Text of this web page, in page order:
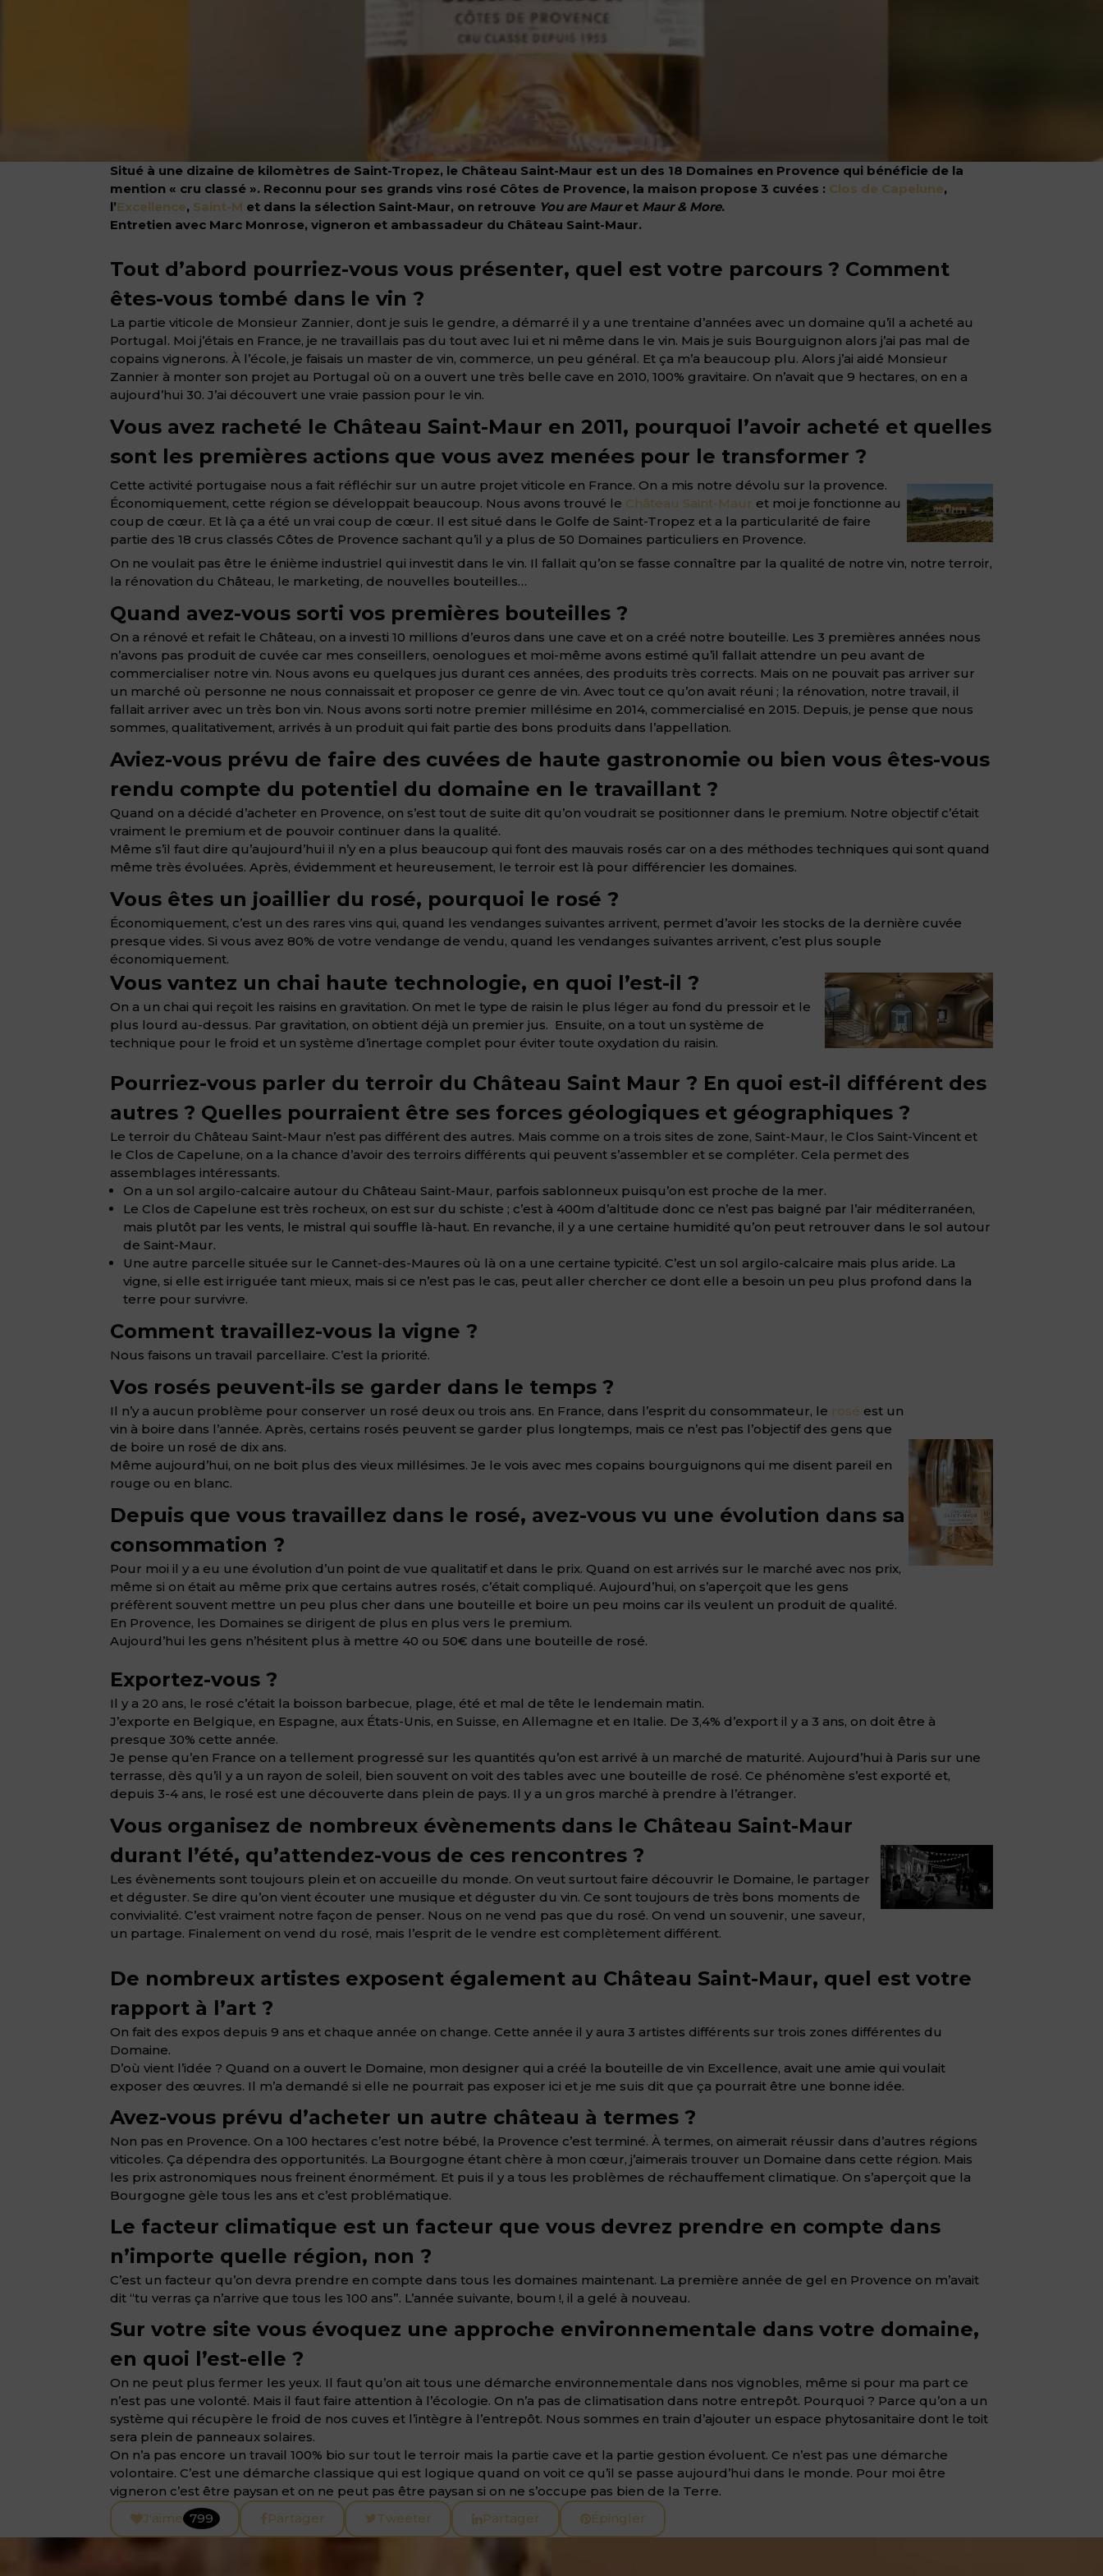
Situé à une dizaine de kilomètres de Saint-Tropez, le Château Saint-Maur est un des 18 Domaines en Provence qui bénéficie de la
mention « cru classé ». Reconnu pour ses grands vins rosé Côtes de Provence, la maison propose 3 cuvées : Clos de Capelune,
l’Excellence, Saint-M et dans la sélection Saint-Maur, on retrouve You are Mauret Maur & More.
Entretien avec Marc Monrose, vigneron et ambassadeur du Château Saint-Maur.
Tout d’abord pourriez-vous vous présenter, quel est votre parcours ? Comment
êtes-vous tombé dans le vin ?
La partie viticole de Monsieur Zannier, dont je suis le gendre, a démarré il y a une trentaine d’années avec un domaine qu’il a acheté au
Portugal. Moi j’étais en France, je ne travaillais pas du tout avec lui et ni même dans le vin. Mais je suis Bourguignon alors j’ai pas mal de
copains vignerons. À l’école, je faisais un master de vin, commerce, un peu général. Et ça m’a beaucoup plu. Alors j’ai aidé Monsieur
Zannier à monter son projet au Portugal où on a ouvert une très belle cave en 2010, 100% gravitaire. On n’avait que 9 hectares, on en a
aujourd’hui 30. J’ai découvert une vraie passion pour le vin.
Vous avez racheté le Château Saint-Maur en 2011, pourquoi l’avoir acheté et quelles
sont les premières actions que vous avez menées pour le transformer ?
Cette activité portugaise nous a fait réfléchir sur un autre projet viticole en France. On a mis notre dévolu sur la provence.
Économiquement, cette région se développait beaucoup. Nous avons trouvé le Château Saint-Maur et moi je fonctionne au
coup de cœur. Et là ça a été un vrai coup de cœur. Il est situé dans le Golfe de Saint-Tropez et a la particularité de faire
partie des 18 crus classés Côtes de Provence sachant qu’il y a plus de 50 Domaines particuliers en Provence.
On ne voulait pas être le énième industriel qui investit dans le vin. Il fallait qu’on se fasse connaître par la qualité de notre vin, notre terroir,
la rénovation du Château, le marketing, de nouvelles bouteilles…
Quand avez-vous sorti vos premières bouteilles ?
On a rénové et refait le Château, on a investi 10 millions d’euros dans une cave et on a créé notre bouteille. Les 3 premières années nous
n’avons pas produit de cuvée car mes conseillers, oenologues et moi-même avons estimé qu’il fallait attendre un peu avant de
commercialiser notre vin. Nous avons eu quelques jus durant ces années, des produits très corrects. Mais on ne pouvait pas arriver sur
un marché où personne ne nous connaissait et proposer ce genre de vin. Avec tout ce qu’on avait réuni ; la rénovation, notre travail, il
fallait arriver avec un très bon vin. Nous avons sorti notre premier millésime en 2014, commercialisé en 2015. Depuis, je pense que nous
sommes, qualitativement, arrivés à un produit qui fait partie des bons produits dans l’appellation.
Aviez-vous prévu de faire des cuvées de haute gastronomie ou bien vous êtes-vous
rendu compte du potentiel du domaine en le travaillant ?
Quand on a décidé d’acheter en Provence, on s’est tout de suite dit qu’on voudrait se positionner dans le premium. Notre objectif c’était
vraiment le premium et de pouvoir continuer dans la qualité.
Même s’il faut dire qu’aujourd’hui il n’y en a plus beaucoup qui font des mauvais rosés car on a des méthodes techniques qui sont quand
même très évoluées. Après, évidemment et heureusement, le terroir est là pour différencier les domaines.
Vous êtes un joaillier du rosé, pourquoi le rosé ?
Économiquement, c’est un des rares vins qui, quand les vendanges suivantes arrivent, permet d’avoir les stocks de la dernière cuvée
presque vides. Si vous avez 80% de votre vendange de vendu, quand les vendanges suivantes arrivent, c’est plus souple
économiquement.
Vous vantez un chai haute technologie, en quoi l’est-il ?
On a un chai qui reçoit les raisins en gravitation. On met le type de raisin le plus léger au fond du pressoir et le
plus lourd au-dessus. Par gravitation, on obtient déjà un premier jus. Ensuite, on a tout un système de
technique pour le froid et un système d’inertage complet pour éviter toute oxydation du raisin.
Pourriez-vous parler du terroir du Château Saint Maur ? En quoi est-il différent des
autres ? Quelles pourraient être ses forces géologiques et géographiques ?
Le terroir du Château Saint-Maur n’est pas différent des autres. Mais comme on a trois sites de zone, Saint-Maur, le Clos Saint-Vincent et
le Clos de Capelune, on a la chance d’avoir des terroirs différents qui peuvent s’assembler et se compléter. Cela permet des
assemblages intéressants.
On a un sol argilo-calcaire autour du Château Saint-Maur, parfois sablonneux puisqu’on est proche de la mer.
Le Clos de Capelune est très rocheux, on est sur du schiste ; c’est à 400m d’altitude donc ce n’est pas baigné par l’air méditerranéen,
mais plutôt par les vents, le mistral qui souffle là-haut. En revanche, il y a une certaine humidité qu’on peut retrouver dans le sol autour
de Saint-Maur.
Une autre parcelle située sur le Cannet-des-Maures où là on a une certaine typicité. C’est un sol argilo-calcaire mais plus aride. La
vigne, si elle est irriguée tant mieux, mais si ce n’est pas le cas, peut aller chercher ce dont elle a besoin un peu plus profond dans la
terre pour survivre.
Comment travaillez-vous la vigne ?
Nous faisons un travail parcellaire. C’est la priorité.
Vos rosés peuvent-ils se garder dans le temps ?
Il n’y a aucun problème pour conserver un rosé deux ou trois ans. En France, dans l’esprit du consommateur, le rosé est un
vin à boire dans l’année. Après, certains rosés peuvent se garder plus longtemps, mais ce n’est pas l’objectif des gens que
de boire un rosé de dix ans.
Même aujourd’hui, on ne boit plus des vieux millésimes. Je le vois avec mes copains bourguignons qui me disent pareil en
rouge ou en blanc.
Depuis que vous travaillez dans le rosé, avez-vous vu une évolution dans sa
consommation ?
Pour moi il y a eu une évolution d’un point de vue qualitatif et dans le prix. Quand on est arrivés sur le marché avec nos prix,
même si on était au même prix que certains autres rosés, c’était compliqué. Aujourd’hui, on s’aperçoit que les gens
préfèrent souvent mettre un peu plus cher dans une bouteille et boire un peu moins car ils veulent un produit de qualité.
En Provence, les Domaines se dirigent de plus en plus vers le premium.
Aujourd’hui les gens n’hésitent plus à mettre 40 ou 50€ dans une bouteille de rosé.
Exportez-vous ?
Il y a 20 ans, le rosé c’était la boisson barbecue, plage, été et mal de tête le lendemain matin.
J’exporte en Belgique, en Espagne, aux États-Unis, en Suisse, en Allemagne et en Italie. De 3,4% d’export il y a 3 ans, on doit être à
presque 30% cette année.
Je pense qu’en France on a tellement progressé sur les quantités qu’on est arrivé à un marché de maturité. Aujourd’hui à Paris sur une
terrasse, dès qu’il y a un rayon de soleil, bien souvent on voit des tables avec une bouteille de rosé. Ce phénomène s’est exporté et,
depuis 3-4 ans, le rosé est une découverte dans plein de pays. Il y a un gros marché à prendre à l’étranger.
Vous organisez de nombreux évènements dans le Château Saint-Maur
durant l’été, qu’attendez-vous de ces rencontres ?
Les évènements sont toujours plein et on accueille du monde. On veut surtout faire découvrir le Domaine, le partager
et déguster. Se dire qu’on vient écouter une musique et déguster du vin. Ce sont toujours de très bons moments de
convivialité. C’est vraiment notre façon de penser. Nous on ne vend pas que du rosé. On vend un souvenir, une saveur,
un partage. Finalement on vend du rosé, mais l’esprit de le vendre est complètement différent.
De nombreux artistes exposent également au Château Saint-Maur, quel est votre
rapport à l’art ?
On fait des expos depuis 9 ans et chaque année on change. Cette année il y aura 3 artistes différents sur trois zones différentes du
Domaine.
D’où vient l’idée ? Quand on a ouvert le Domaine, mon designer qui a créé la bouteille de vin Excellence, avait une amie qui voulait
exposer des œuvres. Il m’a demandé si elle ne pourrait pas exposer ici et je me suis dit que ça pourrait être une bonne idée.
Avez-vous prévu d’acheter un autre château à termes ?
Non pas en Provence. On a 100 hectares c’est notre bébé, la Provence c’est terminé. À termes, on aimerait réussir dans d’autres régions
viticoles. Ça dépendra des opportunités. La Bourgogne étant chère à mon cœur, j’aimerais trouver un Domaine dans cette région. Mais
les prix astronomiques nous freinent énormément. Et puis il y a tous les problèmes de réchauffement climatique. On s’aperçoit que la
Bourgogne gèle tous les ans et c’est problématique.
Le facteur climatique est un facteur que vous devrez prendre en compte dans
n’importe quelle région, non ?
C’est un facteur qu’on devra prendre en compte dans tous les domaines maintenant. La première année de gel en Provence on m’avait
dit “tu verras ça n’arrive que tous les 100 ans”. L’année suivante, boum !, il a gelé à nouveau.
Sur votre site vous évoquez une approche environnementale dans votre domaine,
en quoi l’est-elle ?
On ne peut plus fermer les yeux. Il faut qu’on ait tous une démarche environnementale dans nos vignobles, même si pour ma part ce
n’est pas une volonté. Mais il faut faire attention à l’écologie. On n’a pas de climatisation dans notre entrepôt. Pourquoi ? Parce qu’on a un
système qui récupère le froid de nos cuves et l’intègre à l’entrepôt. Nous sommes en train d’ajouter un espace phytosanitaire dont le toit
sera plein de panneaux solaires.
On n’a pas encore un travail 100% bio sur tout le terroir mais la partie cave et la partie gestion évoluent. Ce n’est pas une démarche
volontaire. C’est une démarche classique qui est logique quand on voit ce qu’il se passe aujourd’hui dans le monde. Pour moi être
vigneron c’est être paysan et on ne peut pas être paysan si on ne s’occupe pas bien de la Terre.
J'aime 799 Partager Tweeter Partager Épingler